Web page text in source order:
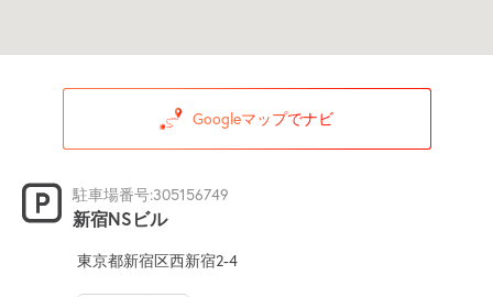
Googleマップでナビ
駐車場番号:305156749
新宿NSビル
東京都新宿区西新宿2-4